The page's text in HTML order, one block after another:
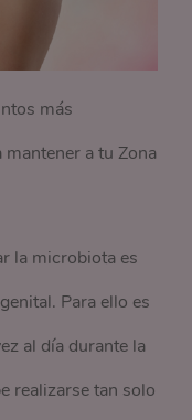
más
a tu Zona
la microbiota es
Para ello es
al día durante la
realizarse tan solo